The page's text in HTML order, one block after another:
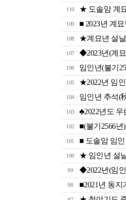
110 ★ 도솔암 계
109 ■ 2023년 계
108 ★계묘년 설
107 ◆2023년(계
106 임인년(불기
105 ★2022년 임
104 임인년 추석(
103 ♣2022년도
102 ■(불기2566
101 ■ 도솔암 임
100 ★ 임인년 설
99 ◆2022년(임
98 ■2021년 동